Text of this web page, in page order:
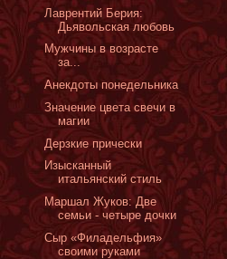
Лаврентий Берия:
Дьявольская любовь
Мужчины в возрасте
за...
Анекдоты понедельника
Значение цвета свечи в
магии
Дерзкие прически
Изысканный
итальянский стиль
Маршал Жуков: Две
семьи - четыре дочки
Сыр «Филадельфия»
своими руками